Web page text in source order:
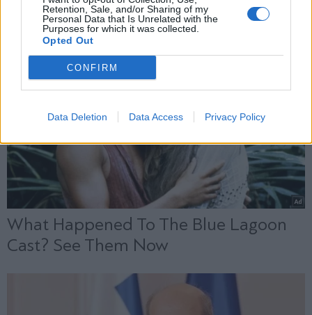
Retention, Sale, and/or Sharing of my
Personal Data that Is Unrelated with the
Purposes for which it was collected.
Opted Out
CONFIRM
Data Deletion Data Access Privacy Policy